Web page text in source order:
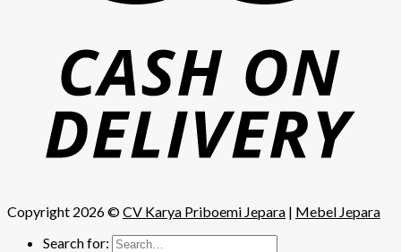
Copyright 2026 ©CV Karya Priboemi Jepara | Mebel Jepara
Search for: